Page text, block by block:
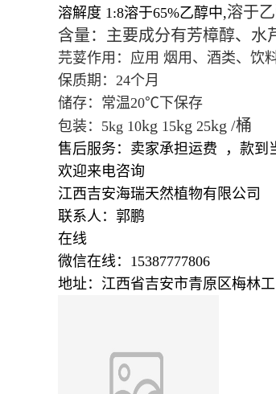
溶解度 1:8溶于65%乙醇中,溶于
含量：主要成分有芳樟醇、水
芫荽作用：应用 烟用、酒类、饮
保质期：24个月
储存：常温20℃下保存
包装：5kg 10kg 15kg 25kg /桶
售后服务：卖家承担运费 ，款到
欢迎来电咨询
江西吉安海瑞天然植物有限公司
联系人：郭鹏
在线
微信在线：15387777806
地址：江西省吉安市青原区梅林